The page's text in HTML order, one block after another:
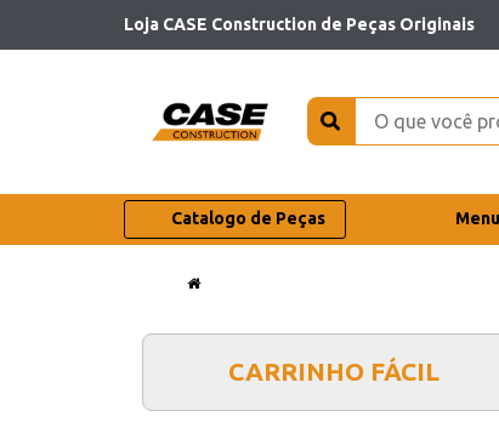
Loja CASE Construction de Peças Originais
Catalogo de Peças
CARRINHO FÁCIL